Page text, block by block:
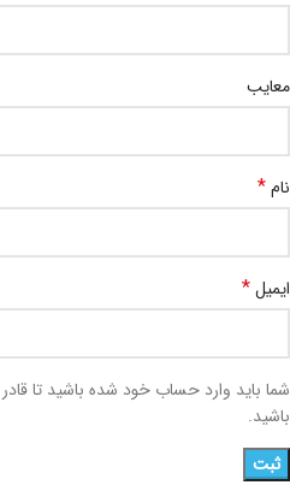
معایب
نام*
ایمیل*
شما باید وارد حساب خود شده باشید تا
باشید.